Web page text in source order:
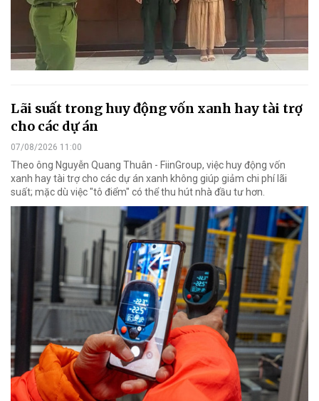
Lãi suất trong huy động vốn xanh hay tài trợ
cho các dự án
07/08/2026 11:00
Theo ông Nguyễn Quang Thuân - FiinGroup, việc huy động vốn
xanh hay tài trợ cho các dự án xanh không giúp giảm chi phí lãi
suất; mặc dù việc "tô điểm" có thể thu hút nhà đầu tư hơn.